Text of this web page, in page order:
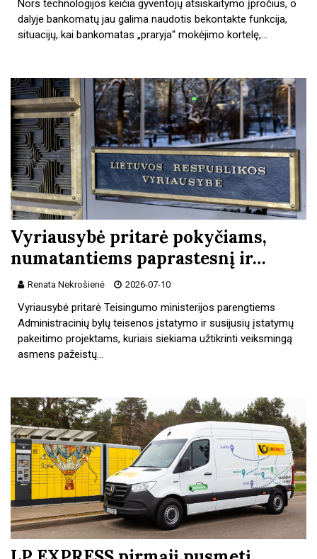
Nors technologijos keičia gyventojų atsiskaitymo įpročius, o
dalyje bankomatų jau galima naudotis bekontakte funkcija,
situacijų, kai bankomatas „praryja“ mokėjimo kortelę,…
Vyriausybė pritarė pokyčiams,
numatantiems paprastesnį ir…
Renata Nekrošienė 2026-07-10
Vyriausybė pritarė Teisingumo ministerijos parengtiems
Administracinių bylų teisenos įstatymo ir susijusių įstatymų
pakeitimo projektams, kuriais siekiama užtikrinti veiksmingą
asmens pažeistų…